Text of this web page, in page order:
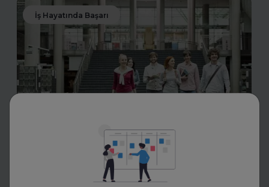
İş Hayatında Başarı
Uzman Koçlarla Geleceğe
Hazırlık: FurtherUp'tan Öğrenci